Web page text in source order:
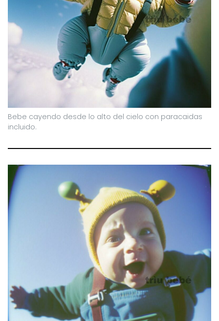
Bebe cayendo desde lo alto del cielo con paracaidas
incluido.